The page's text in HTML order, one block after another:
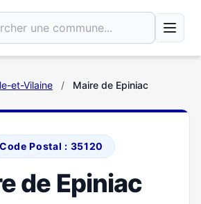
et-Vilaine / Maire de Epiniac
Code Postal : 35120
de Epiniac